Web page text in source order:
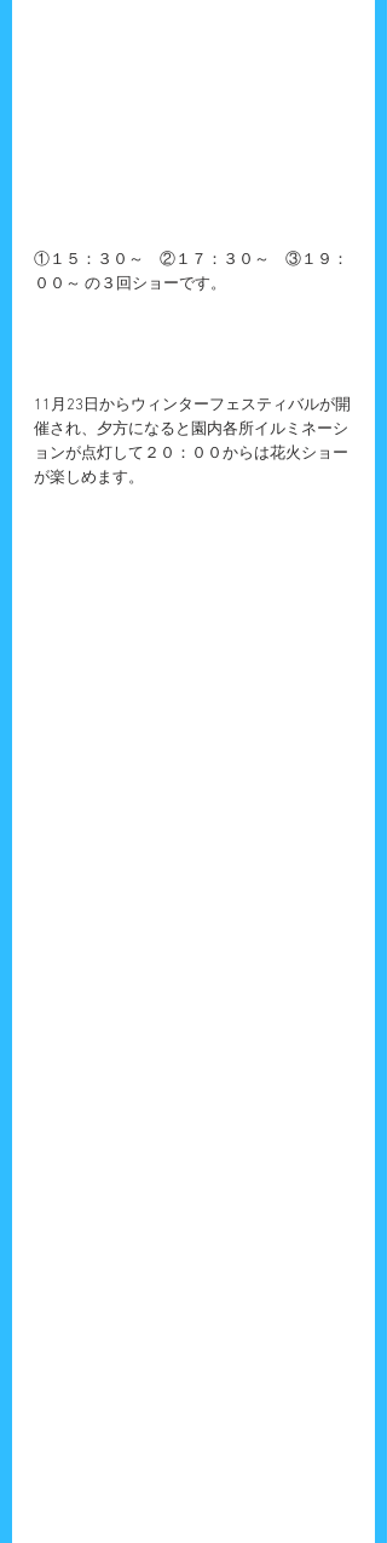
①１５：３０～　②１７：３０～　③１９：
００～ の３回ショーです。
11月23日からウィンターフェスティバルが開
催され、夕方になると園内各所イルミネーシ
ョンが点灯して２０：００からは花火ショー
が楽しめます。